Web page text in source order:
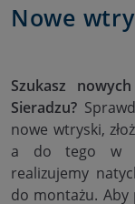
Nowe
Szukasz
Sieradzu?
nowe wtryski,
a do tego w
realizujemy
do montażu. Aby